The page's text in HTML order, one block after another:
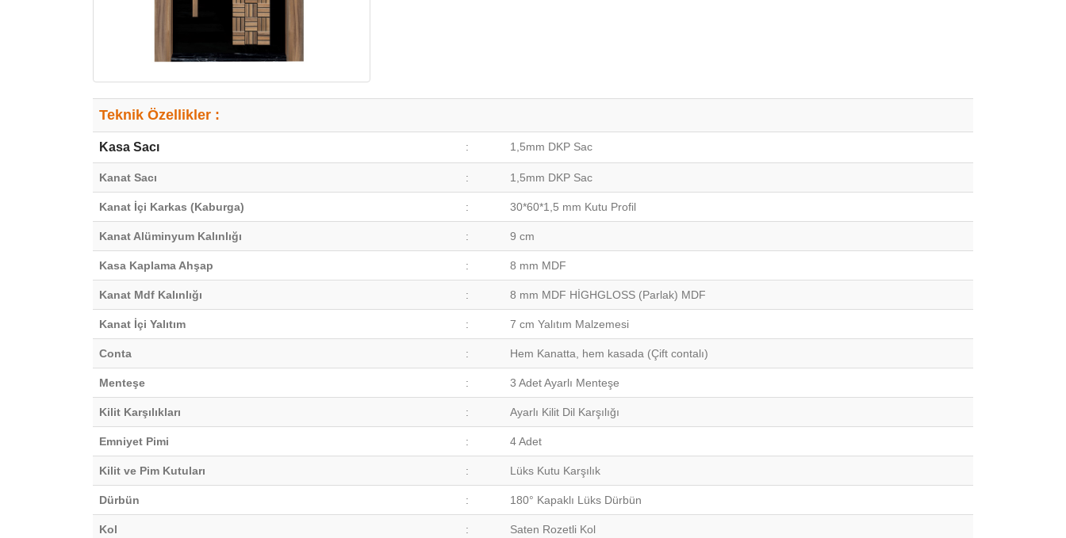
Teknik Özellikler :
Kasa Sacı : 1,5mm DKP Sac
Kanat Sacı : 1,5mm DKP Sac
Kanat İçi Karkas (Kaburga) : 30*60*1,5 mm Kutu Profil
Kanat Alüminyum Kalınlığı : 9 cm
Kasa Kaplama Ahşap : 8 mm MDF
Kanat Mdf Kalınlığı : 8 mm MDF HİGHGLOSS (Parlak) MDF
Kanat İçi Yalıtım : 7 cm Yalıtım Malzemesi
Conta : Hem Kanatta, hem kasada (Çift contalı)
Menteşe : 3 Adet Ayarlı Menteşe
Kilit Karşılıkları : Ayarlı Kilit Dil Karşılığı
Emniyet Pimi : 4 Adet
Kilit ve Pim Kutuları : Lüks Kutu Karşılık
Dürbün : 180° Kapaklı Lüks Dürbün
Kol : Saten Rozetli Kol